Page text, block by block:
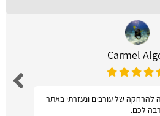
Carmel
להרחקה של עורבים ונעזרתי באתר
לכם.